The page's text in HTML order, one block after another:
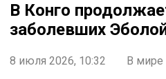
В Конго
заболевших
8 июля 2026, 10:32 В мире